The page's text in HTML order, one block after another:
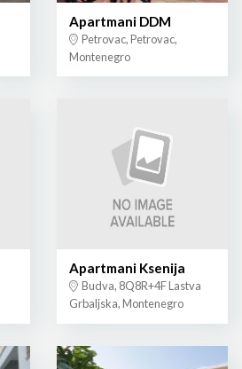
Apartmani DDM
Petrovac, Petrovac,
Montenegro
Apartmani Ksenija
Budva, 8Q8R+4F Lastva
Grbaljska, Montenegro